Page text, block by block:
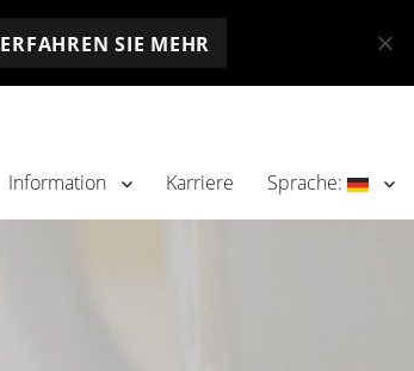
Information Karriere Sprache:
ERFAHREN SIE MEHR